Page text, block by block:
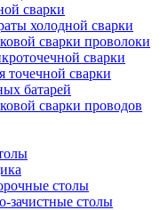
сварки
холодной сварки
сварки проволоки
сварки
точечной сварки
батарей
сварки проводов
столы
зачистные столы